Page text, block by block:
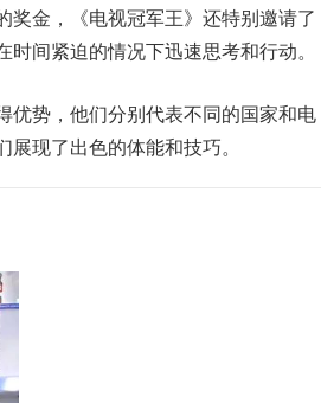
金，《电视冠军王》还特别邀请了
间紧迫的情况下迅速思考和行动。
优势，他们分别代表不同的国家和电
现了出色的体能和技巧。